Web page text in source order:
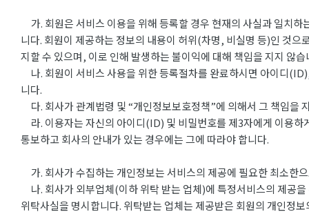
가. 회원은 서비스 이용을 위해 등록할 경우 현재의 사실과 일치
니다. 회원이 제공하는 정보의 내용이 허위(차명, 비실명 등)인 것
지할 수 있으며, 이로 인해 발생하는 불이익에 대해 책임을 지지 않습
나. 회원이 서비스 사용을 위한 등록절차를 완료하시면 아이디
니다.
다. 회사가 관계법령 및 “개인정보보호정책”에 의해서 그 책임을
라. 이용자는 자신의 아이디(ID) 및 비밀번호를 제3자에게 이용
통보하고 회사의 안내가 있는 경우에는 그에 따라야 합니다.
가. 회사가 수집하는 개인정보는 서비스의 제공에 필요한 최소한
나. 회사가 외부업체(이하 위탁 받는 업체)에 특정서비스의 제공
위탁사실을 명시합니다. 위탁받는 업체는 제공받은 회원의 개인정